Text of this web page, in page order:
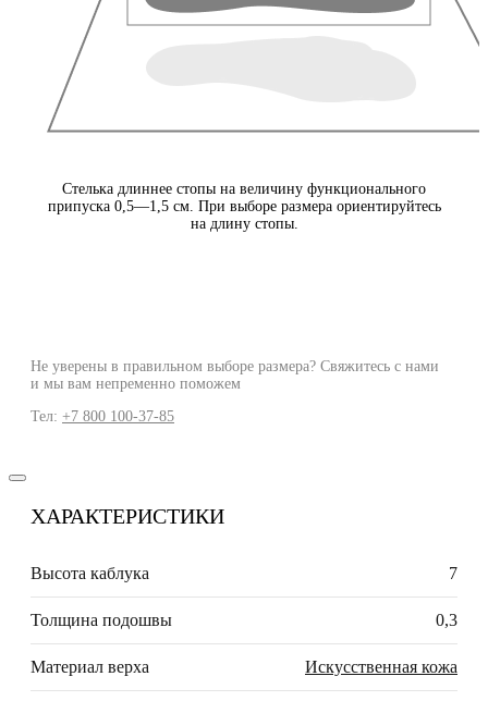
Стелька длиннее стопы на величину функционального
припуска 0,5—1,5 см. При выборе размера ориентируйтесь
на длину стопы.
Не уверены в правильном выборе размера? Свяжитесь с нами
и мы вам непременно поможем
Тел: +7 800 100-37-85
ХАРАКТЕРИСТИКИ
Высота каблука 7
Толщина подошвы 0,3
Материал верха Искусственная кожа